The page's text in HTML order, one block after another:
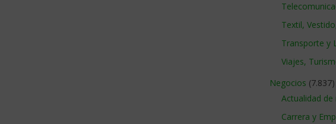
Textil,
Transporte y
Viajes,
Negocios (7.837)
Actualidad de
Carrera y